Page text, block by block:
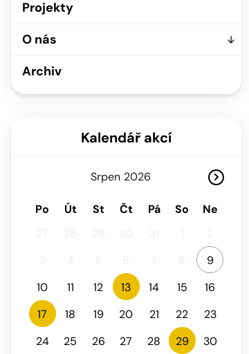
Projekty
O nás
Archiv
Kalendář akcí
Srpen
Po Út St Čt Pá So
Ne
9
10
11 12 13 14 15
16
17
18 19 20 21 22
23
24
25 26 27 28 29
30